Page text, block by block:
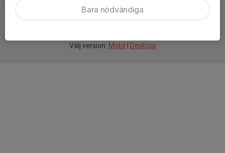
Välj version: Mobil Desktop
Bara nödvändiga